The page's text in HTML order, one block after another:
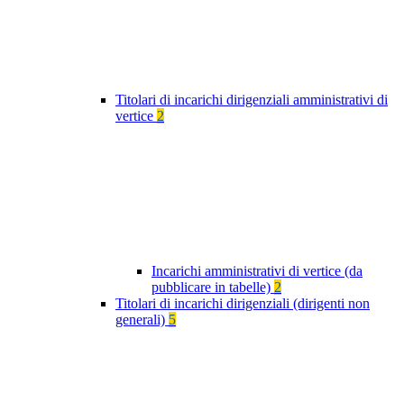
Titolari di incarichi dirigenziali amministrativi di
vertice 2
Incarichi amministrativi di vertice (da
pubblicare in tabelle) 2
Titolari di incarichi dirigenziali (dirigenti non
generali) 5